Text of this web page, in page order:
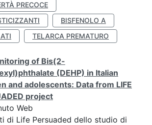
PRECOCE
BISFENOLO A
TELARCA PREMATURO
of Bis(2-
(DEHP) in Italian
and adolescents: Data from LIFE
project
Web
di Life Persuaded dello studio di